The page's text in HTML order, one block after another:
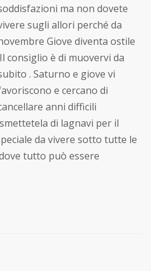
ma non dovete
sugli allori perché da
Giove diventa ostile
consiglio è di muovervi da
. Saturno e giove vi
e cercano di
anni difficili
di lagnavi per il
da vivere sotto tutte le
tutto può essere